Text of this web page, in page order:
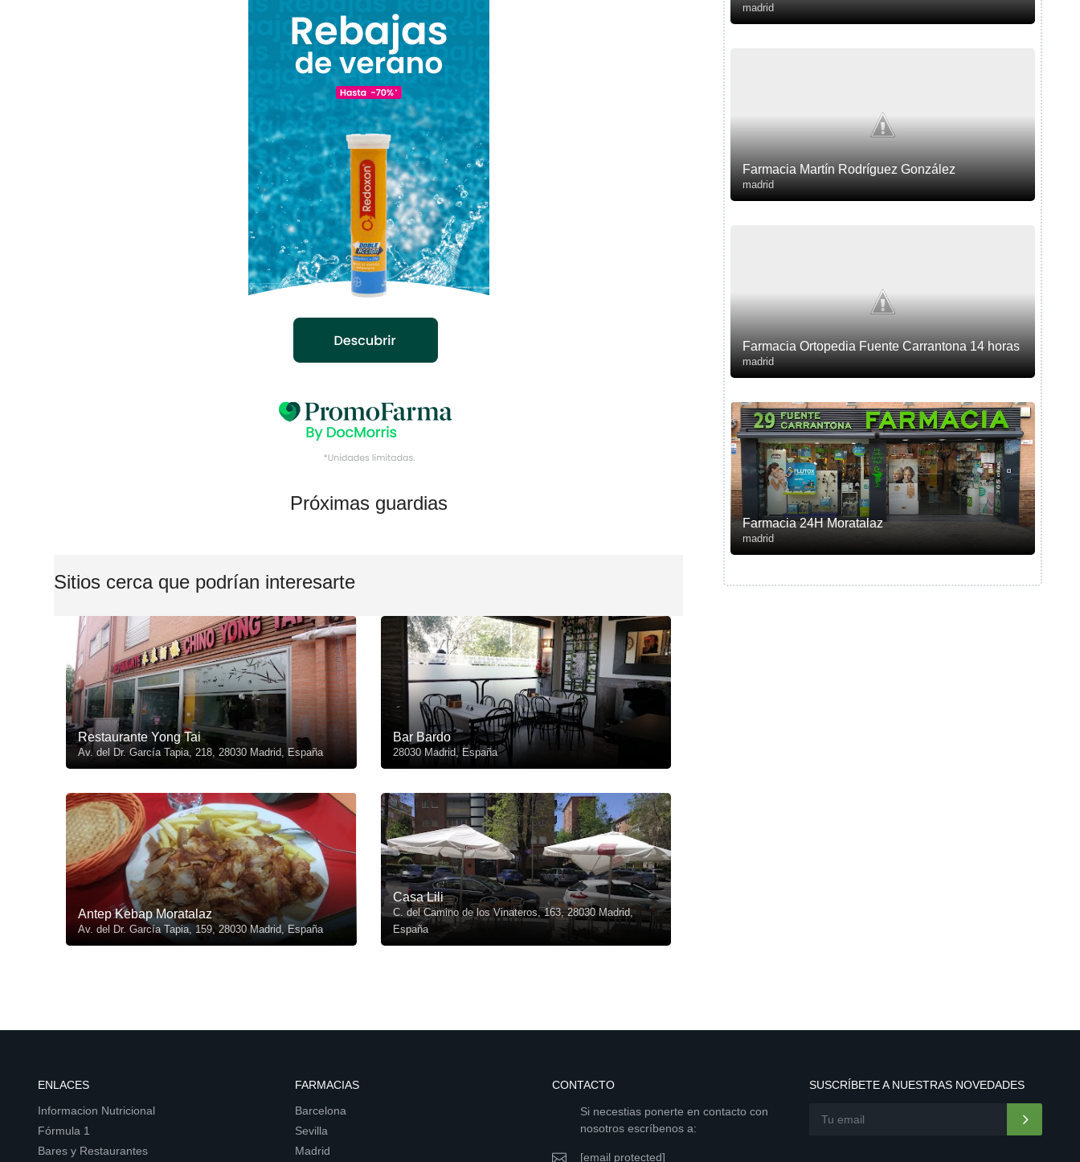
Próximas guardias
Sitios cerca que podrían interesarte
Restaurante Yong Tai
Av. del Dr. García Tapia, 218, 28030 Madrid, España
Bar Bardo
28030 Madrid, España
Antep Kebap Moratalaz
Av. del Dr. García Tapia, 159, 28030 Madrid, España
Casa Lili
C. del Camino de los Vinateros, 163, 28030 Madrid,
España
madrid
Farmacia Martín Rodríguez González
madrid
Farmacia Ortopedia Fuente Carrantona 14 horas
madrid
Farmacia 24H Moratalaz
madrid
ENLACES
Informacion Nutricional
Fórmula 1
Bares y Restaurantes
FARMACIAS
Barcelona
Sevilla
Madrid
CONTACTO
Si necestias ponerte en contacto con
nosotros escríbenos a:
[email protected]
SUSCRÍBETE A NUESTRAS NOVEDADES